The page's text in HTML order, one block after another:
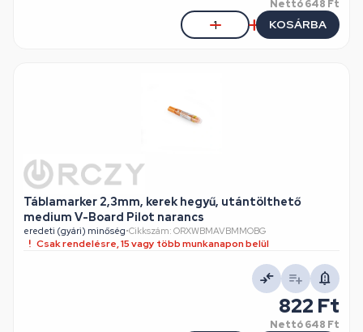
Nettó648 Ft
KOSÁRBA
Táblamarker 2,3mm, kerek hegyű, utántölthető
medium V-Board Pilot narancs
eredeti (gyári) minőség•Cikkszám: ORXWBMAVBMMOBG
Csak rendelésre, 15 vagy több munkanapon belül
822 Ft
Nettó648 Ft